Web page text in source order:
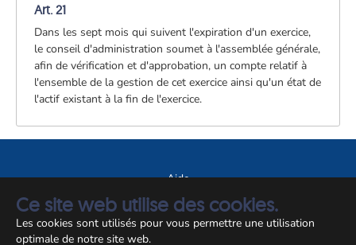
Ce site web utilise des cookies.
Les cookies sont utilisés pour vous permettre une utilisation
optimale de notre site web.
Art. 21
Dans les sept mois qui suivent l'expiration d'un exercice,
le conseil d'administration soumet à l'assemblée générale,
afin de vérification et d'approbation, un compte relatif à
l'ensemble de la gestion de cet exercice ainsi qu'un état de
l'actif existant à la fin de l'exercice.
Aide
A propos du site
Notice légale